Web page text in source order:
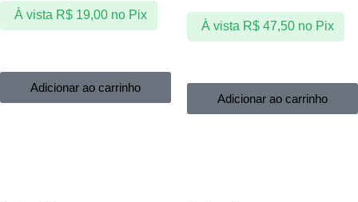
À vista R$19,00 no Pix
Adicionar ao carrinho
À vista R$47,50 no Pix
Adicionar ao carrinho